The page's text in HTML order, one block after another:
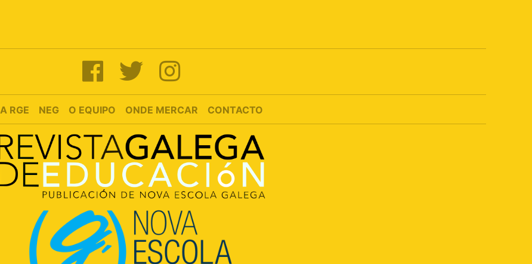
A RGE NEG O EQUIPO ONDE MERCAR CONTACTO